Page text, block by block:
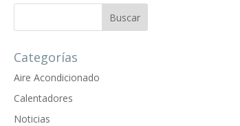
Categorías
Aire Acondicionado
Calentadores
Noticias